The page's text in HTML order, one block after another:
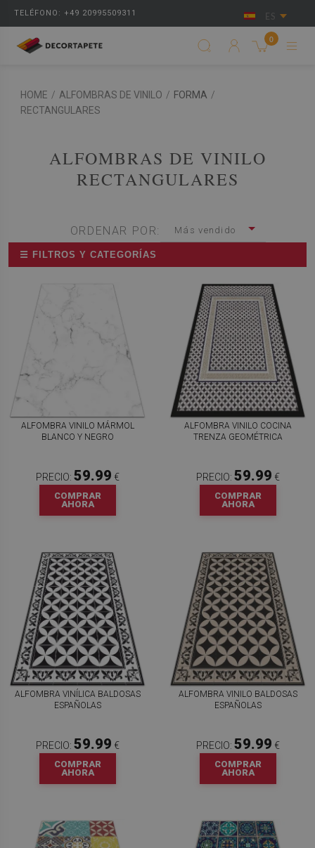
TELÉFONO: +49 20995509311 ES
0
HOME / ALFOMBRAS DE VINILO / FORMA /
RECTANGULARES
ALFOMBRAS DE VINILO
RECTANGULARES
ORDENAR POR: Más vendido
☰ FILTROS Y CATEGORÍAS
ALFOMBRA VINILO MÁRMOL
BLANCO Y NEGRO
PRECIO: 59.99 €
COMPRAR
AHORA
ALFOMBRA VINILO COCINA
TRENZA GEOMÉTRICA
PRECIO: 59.99 €
COMPRAR
AHORA
ALFOMBRA VINÍLICA BALDOSAS
ESPAÑOLAS
PRECIO: 59.99 €
COMPRAR
AHORA
ALFOMBRA VINILO BALDOSAS
ESPAÑOLAS
PRECIO: 59.99 €
COMPRAR
AHORA